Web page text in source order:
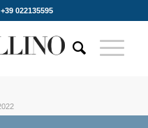
022135595